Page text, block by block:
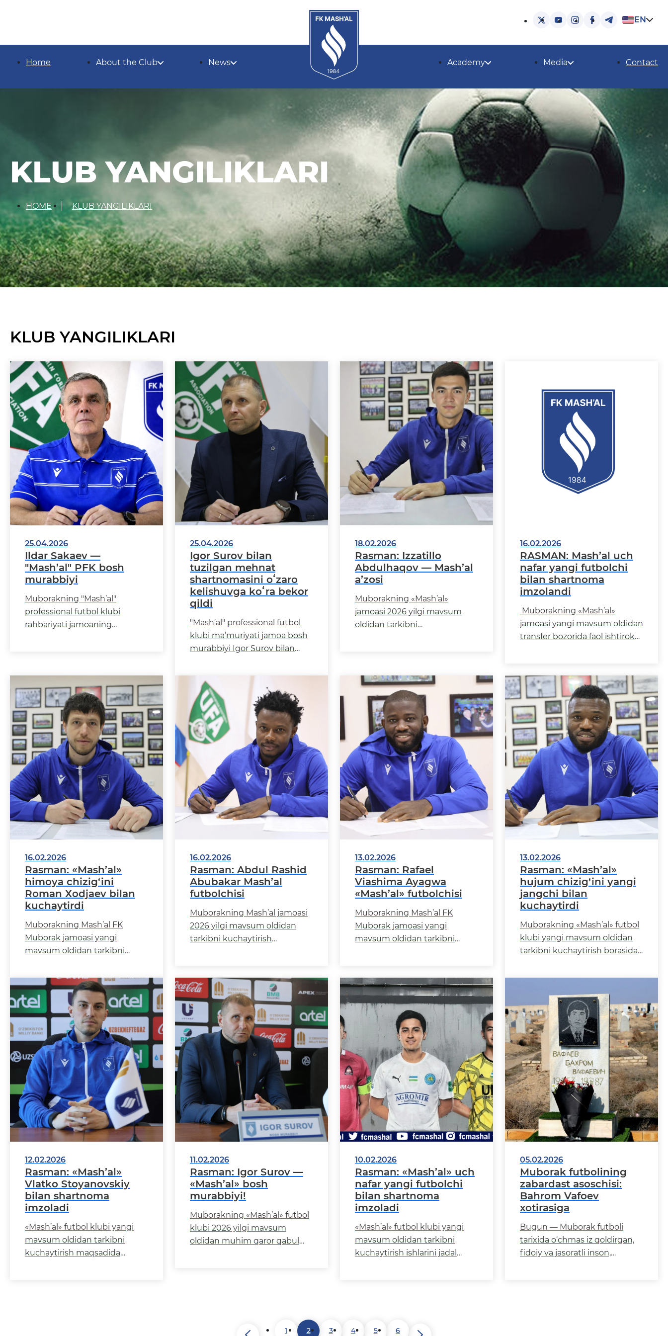
EN
Home About the Club News Academy Media Contact
KLUB YANGILIKLARI
HOME KLUB YANGILIKLARI
KLUB YANGILIKLARI
25.04.2026
Ildar Sakaev —
"Mash’al" PFK bosh
murabbiyi
Muborakning "Mash’al"
professional futbol klubi
rahbariyati jamoaning
25.04.2026
Igor Surov bilan
tuzilgan mehnat
shartnomasini oʻzaro
kelishuvga koʻra bekor
qildi
"Mash’al" professional futbol
klubi ma’muriyati jamoa bosh
murabbiyi Igor Surov bilan
bekor qilinganligini rasman
18.02.2026
Rasman: Izzatillo
Abdulhaqov — Mash’al
a’zosi
Muborakning «Mash’al»
jamoasi 2026 yilgi mavsum
oldidan tarkibni
16.02.2026
RASMAN: Mash’al uch
nafar yangi futbolchi
bilan shartnoma
imzolandi
Muborakning «Mash’al»
jamoasi yangi mavsum oldidan
transfer bozorida faol ishtirok
16.02.2026
Rasman: «Mash’al»
himoya chizig‘ini
Roman Хodjaev bilan
kuchaytirdi
Muborakning Mash’al FK
Muborak jamoasi yangi
mavsum oldidan tarkibni
davom ettirmoqda. Klub
rahbariyati rossiyalik markaziy
16.02.2026
Rasman: Abdul Rashid
Abubakar Mash’al
futbolchisi
Muborakning Mash’al jamoasi
2026 yilgi mavsum oldidan
tarkibni kuchaytirish
ganalik markaziy yarim
13.02.2026
Rasman: Rafael
Viashima Ayagwa
«Mash’al» futbolchisi
Muborakning Mash’al FK
Muborak jamoasi yangi
mavsum oldidan tarkibni
nigeriyalik yarim himoyachi
13.02.2026
Rasman: «Mash’al»
hujum chizig‘ini yangi
jangchi bilan
kuchaytirdi
Muborakning «Mash’al» futbol
klubi yangi mavsum oldidan
tarkibni kuchaytirish borasida
tashladi. Jamoamiz nigeriyalik
12.02.2026
Rasman: «Mash’al»
Vlatko Stoyanovskiy
bilan shartnoma
imzoladi
«Mash’al» futbol klubi yangi
mavsum oldidan tarkibni
kuchaytirish maqsadida
11.02.2026
Rasman: Igor Surov —
«Mash’al» bosh
murabbiyi!
Muborakning «Mash’al» futbol
klubi 2026 yilgi mavsum
oldidan muhim qaror qabul
10.02.2026
Rasman: «Mash’al» uch
nafar yangi futbolchi
bilan shartnoma
imzoladi
«Mash’al» futbol klubi yangi
mavsum oldidan tarkibni
kuchaytirish ishlarini jadal
05.02.2026
Muborak futbolining
zabardast asoschisi:
Bahrom Vafoev
xotirasiga
Bugun — Muborak futboli
tarixida o‘chmas iz qoldirgan,
fidoiy va jasoratli inson,
1 2 3 4 5 6